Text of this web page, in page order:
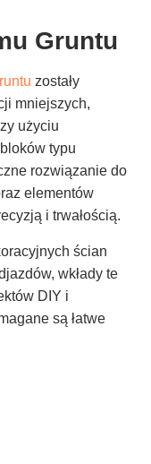
Gruntu
zostały
mniejszych,
użyciu
typu
rozwiązanie do
elementów
i trwałością.
ścian
wkłady te
DIY i
są łatwe